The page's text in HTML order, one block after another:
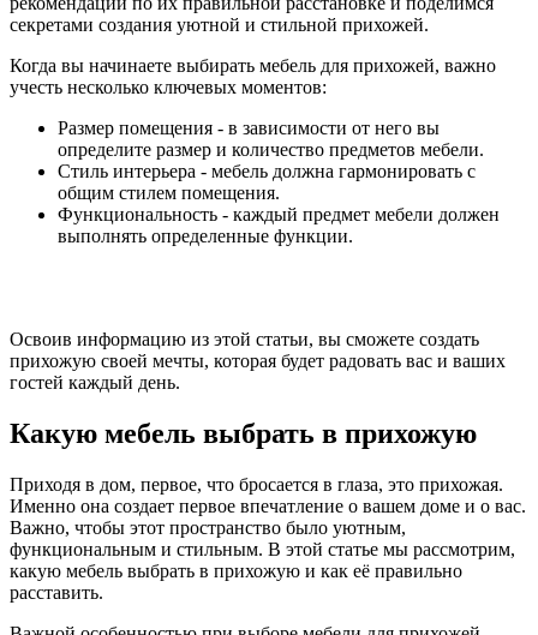
секретами создания уютной и стильной прихожей.
Когда вы начинаете выбирать мебель для прихожей, важно
учесть несколько ключевых моментов:
Размер помещения - в зависимости от него вы
определите размер и количество предметов мебели.
Стиль интерьера - мебель должна гармонировать с
общим стилем помещения.
Функциональность - каждый предмет мебели должен
выполнять определенные функции.
Освоив информацию из этой статьи, вы сможете создать
прихожую своей мечты, которая будет радовать вас и ваших
гостей каждый день.
Какую мебель выбрать в прихожую
Приходя в дом, первое, что бросается в глаза, это прихожая.
Именно она создает первое впечатление о вашем доме и о вас.
Важно, чтобы этот пространство было уютным,
функциональным и стильным. В этой статье мы рассмотрим,
какую мебель выбрать в прихожую и как её правильно
расставить.